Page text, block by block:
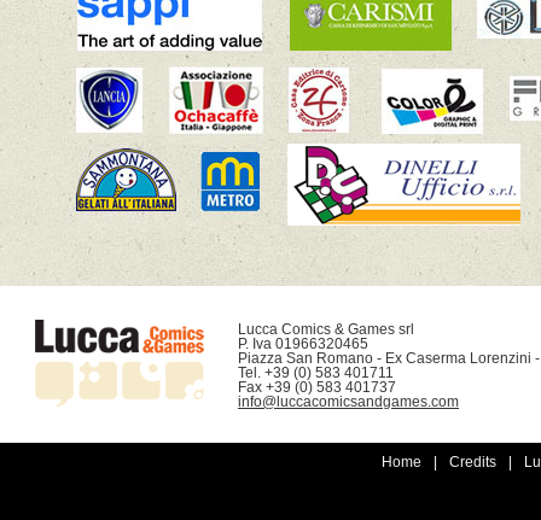
Lucca Comics & Games srl
P. Iva 01966320465
Piazza San Romano - Ex Caserma Lorenzini
Tel. +39 (0) 583 401711
info@luccacomicsandgames.com
Home Credits